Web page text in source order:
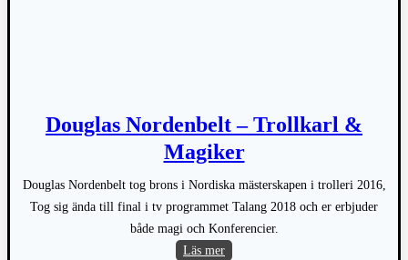
Douglas Nordenbelt – Trollkarl &
Magiker
Douglas Nordenbelt tog brons i Nordiska mästerskapen i trolleri 2016,
Tog sig ända till final i tv programmet Talang 2018 och er erbjuder
både magi och Konferencier.
Läs merDouglas